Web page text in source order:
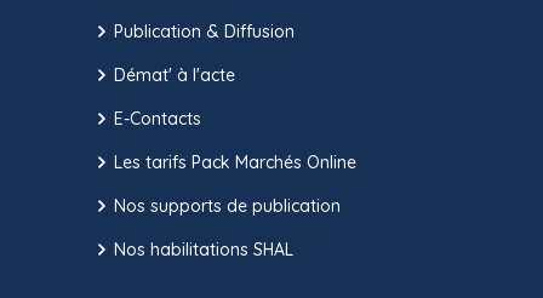
Publication & Diffusion
Démat' à l'acte
E-Contacts
Les tarifs Pack Marchés Online
Nos supports de publication
Nos habilitations SHAL